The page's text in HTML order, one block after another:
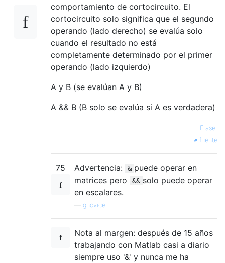
comportamiento de cortocircuito. El
cortocircuito solo significa que el segundo
operando (lado derecho) se evalúa solo
cuando el resultado no está
completamente determinado por el primer
operando (lado izquierdo)
A y B (se evalúan A y B)
A && B (B solo se evalúa si A es verdadera)
— Fraser
fuente
75 Advertencia: & puede operar en
matrices pero
&& solo puede operar
en escalares.
gnovice
Nota al margen: después de 15 años
trabajando con Matlab casi a diario
siempre uso '&' y nunca me ha